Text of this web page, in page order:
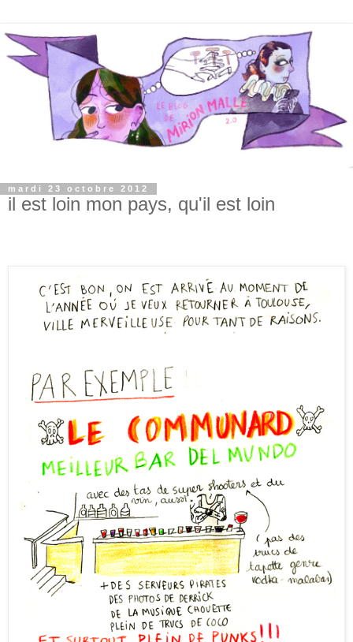
mardi 23 octobre 2012
il est loin mon pays, qu'il est loin